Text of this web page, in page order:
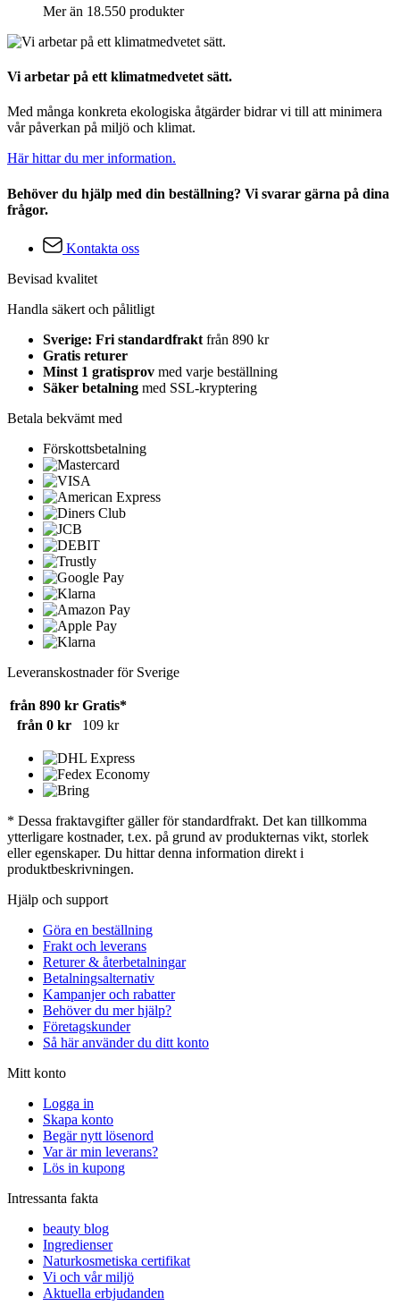
Mer än 18.550 produkter
Vi arbetar på ett klimatmedvetet sätt.
Med många konkreta ekologiska åtgärder bidrar vi till att minimera
vår påverkan på miljö och klimat.
Här hittar du mer information.
Behöver du hjälp med din beställning? Vi svarar gärna på dina
frågor.
Kontakta oss
Bevisad kvalitet
Handla säkert och pålitligt
Sverige: Fri standardfrakt från 890 kr
Gratis returer
Minst 1 gratisprov med varje beställning
Säker betalning med SSL-kryptering
Betala bekvämt med
Förskottsbetalning
Leveranskostnader för Sverige
från 890 kr Gratis*
från 0 kr
109 kr
* Dessa fraktavgifter gäller för standardfrakt. Det kan tillkomma
ytterligare kostnader, t.ex. på grund av produkternas vikt, storlek
eller egenskaper. Du hittar denna information direkt i
produktbeskrivningen.
Hjälp och support
Göra en beställning
Frakt och leverans
Returer & återbetalningar
Betalningsalternativ
Kampanjer och rabatter
Behöver du mer hjälp?
Företagskunder
Så här använder du ditt konto
Mitt konto
Logga in
Skapa konto
Begär nytt lösenord
Var är min leverans?
Lös in kupong
Intressanta fakta
beauty blog
Ingredienser
Naturkosmetiska certifikat
Vi och vår miljö
Aktuella erbjudanden